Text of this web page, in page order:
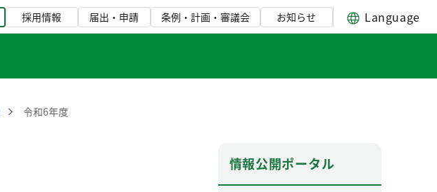
採用情報 届出・申請 条例・計画・審議会 お知らせ Language
令和6年度
情報公開ポータル